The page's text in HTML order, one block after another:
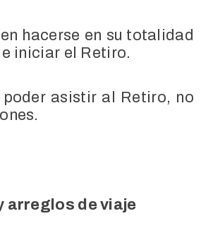
hacerse en su totalidad
iniciar el Retiro.
poder asistir al Retiro, no
arreglos de viaje